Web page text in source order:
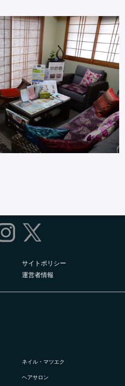
サイトポリシー
運営者情報
ネイル・マツエク
ヘアサロン